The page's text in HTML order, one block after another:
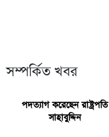
সম্পর্কিত খবর
পদত্যাগ করেছেন রাষ্ট্রপতি
সাহাবুদ্দিন